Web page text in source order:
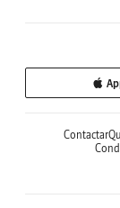
Contactar